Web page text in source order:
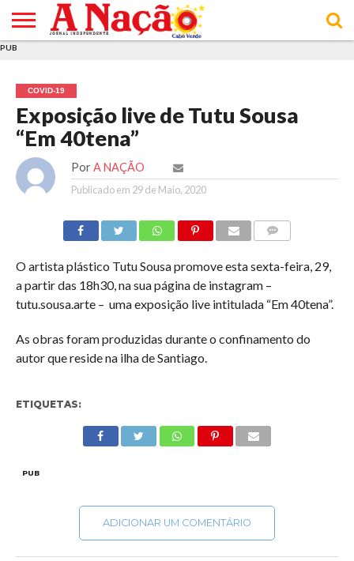
E DE
COOKIES
DE
UTILIZAÇÃO
PUB
COVID-19
Exposição live de Tutu Sousa
“Em 40tena”
Por A NAÇÃO
Publicado em 29 de Maio, 2020
O artista plástico Tutu Sousa promove esta sexta-feira, 29,
a partir das 18h30, na sua página de instagram –
tutu.sousa.arte – uma exposição live intitulada “Em 40tena”.
As obras foram produzidas durante o confinamento do
autor que reside na ilha de Santiago.
ETIQUETAS:
PUB
ADICIONAR UM COMENTÁRIO